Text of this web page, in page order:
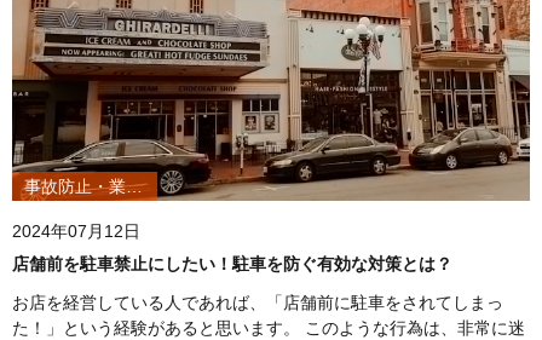
事故防止・業務改善
2024年07月12日
店舗前を駐車禁止にしたい！駐車を防ぐ有効な対策とは？
お店を経営している人であれば、「店舗前に駐車をされてしまっ
た！」という経験があると思います。 このような行為は、非常に迷